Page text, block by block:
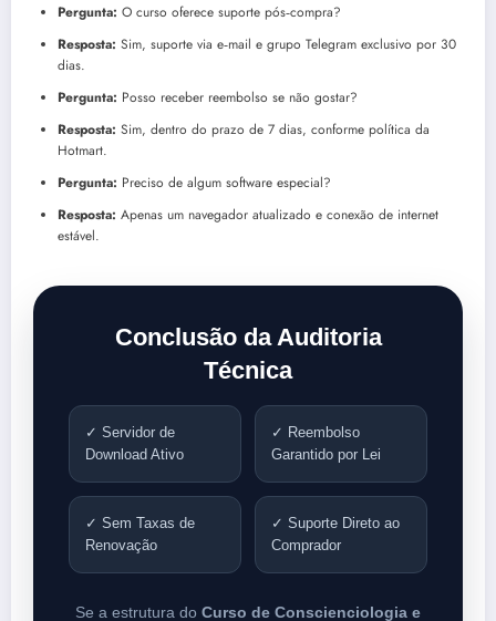
Pergunta: O curso oferece suporte pós‑compra?
Resposta: Sim, suporte via e‑mail e grupo Telegram exclusivo por 30
dias.
Pergunta: Posso receber reembolso se não gostar?
Resposta: Sim, dentro do prazo de 7 dias, conforme política da
Hotmart.
Pergunta: Preciso de algum software especial?
Resposta: Apenas um navegador atualizado e conexão de internet
estável.
Conclusão da Auditoria
Técnica
✓ Servidor de
Download Ativo
✓ Reembolso
Garantido por Lei
✓ Sem Taxas de
Renovação
✓ Suporte Direto ao
Comprador
Se a estrutura do Curso de Conscienciologia e